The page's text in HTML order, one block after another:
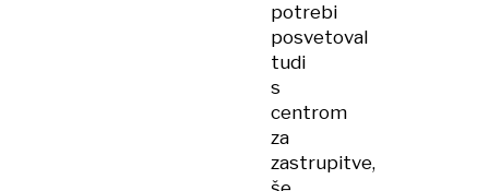
potrebi
posvetoval
tudi
s
centrom
za
zastrupitve,